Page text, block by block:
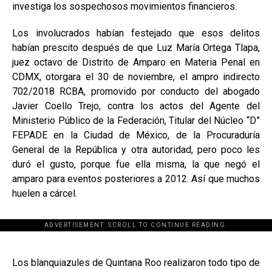
investiga los sospechosos movimientos financieros.
Los involucrados habían festejado que esos delitos
habían prescito después de que Luz María Ortega Tlapa,
juez octavo de Distrito de Amparo en Materia Penal en
CDMX, otorgara el 30 de noviembre, el ampro indirecto
702/2018 RCBA, promovido por conducto del abogado
Javier Coello Trejo, contra los actos del Agente del
Ministerio Público de la Federación, Titular del Núcleo “D”
FEPADE en la Ciudad de México, de la Procuraduría
General de la República y otra autoridad, pero poco les
duró el gusto, porque fue ella misma, la que negó el
amparo para eventos posteriores a 2012. Así que muchos
huelen a cárcel.
ADVERTISEMENT. SCROLL TO CONTINUE READING.
[adsforwp id="243463"]
Los blanquiazules de Quintana Roo realizaron todo tipo de